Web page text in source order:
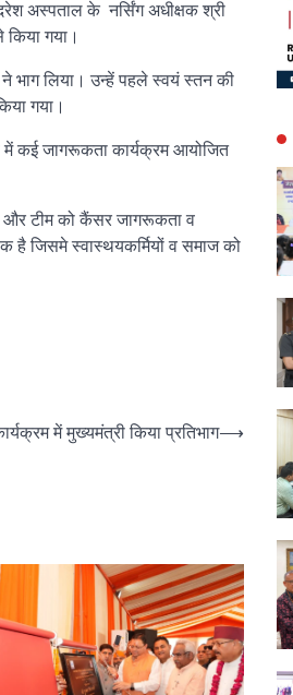
अस्पताल के नर्सिंग अधीक्षक श्री
किया गया।
भाग लिया। उन्हें पहले स्वयं स्तन की
गया।
में कई जागरूकता कार्यक्रम आयोजित
और टीम को कैंसर जागरूकता व
है जिसमे स्वास्थयकर्मियों व समाज को
में मुख्यमंत्री किया प्रतिभाग⟶